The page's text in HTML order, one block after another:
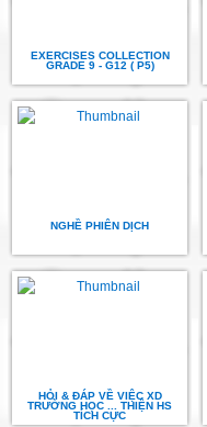
EXERCISES COLLECTION
GRADE 9 - G12 ( P5)
NGHỀ PHIÊN DỊCH
HỎI & ĐÁP VỀ VIỆC XD
TRƯỜNG HỌC ... THIỆN HS
TÍCH CỰC